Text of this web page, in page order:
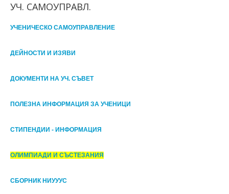
УЧ. САМОУПРАВЛ.
УЧЕНИЧЕСКО САМОУПРАВЛЕНИЕ
ДЕЙНОСТИ И ИЗЯВИ
ДОКУМЕНТИ НА УЧ. СЪВЕТ
ПОЛЕЗНА ИНФОРМАЦИЯ ЗА УЧЕНИЦИ
СТИПЕНДИИ - ИНФОРМАЦИЯ
ОЛИМПИАДИ И СЪСТЕЗАНИЯ
СБОРНИК НИУУУС